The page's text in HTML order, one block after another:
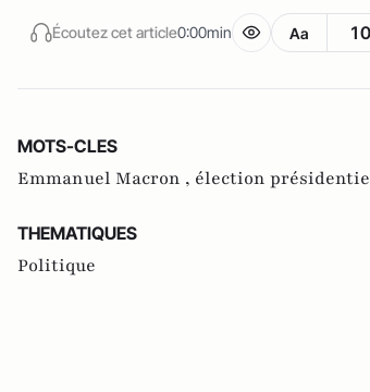
Écoutez cet article0:00min Aa
MOTS-CLES
Emmanuel Macron , élection
THEMATIQUES
Politique